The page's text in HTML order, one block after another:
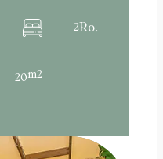
2Ro.
20m2